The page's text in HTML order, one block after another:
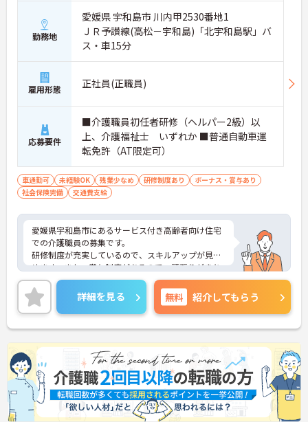
勤務地
愛媛県 宇和島市 川内甲2530番地1
ＪＲ予讃線(高松－宇和島)「北宇和島駅」バ
ス・車15分
雇用形態 正社員(正職員)
応募要件
■介護職員初任者研修（ヘルパー2級）以
上、介護福祉士 いずれか ■普通自動車運
転免許（AT限定可）
車通勤可 未経験OK 残業少なめ 研修制度あり
ボーナス・賞与あり
社会保険完備
交通費支給
愛媛県宇和島市にあるサービス付き高齢者向け住宅
での介護職員の募集です。
研修制度が充実しているので、スキルアップが見込
めます。また、賞与制度があるので、頑張りがきち
んと評価される職場です。
ご興味のある方には、面接対策ポイントなど、さら
に詳細をお話しいたしますのでお気軽にご相談くだ
さい！
詳細を見る 無料 紹介してもらう